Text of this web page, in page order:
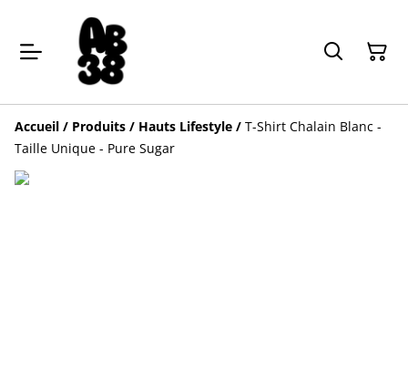
Accueil / Produits / Hauts Lifestyle / T-Shirt Chalain Blanc -
Taille Unique - Pure Sugar